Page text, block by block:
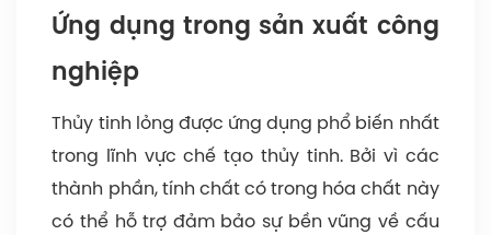
Ứng dụng trong sản xuất công
nghiệp
Thủy tinh lỏng được ứng dụng phổ biến nhất
trong lĩnh vực chế tạo thủy tinh. Bởi vì các
thành phần, tính chất có trong hóa chất này
có thể hỗ trợ đảm bảo sự bền vũng về cấu